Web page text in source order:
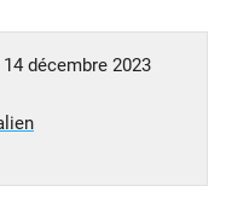
14 décembre 2023